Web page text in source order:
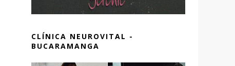
CLÍNICA NEUROVITAL -
BUCARAMANGA